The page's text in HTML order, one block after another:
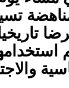
مناهضة